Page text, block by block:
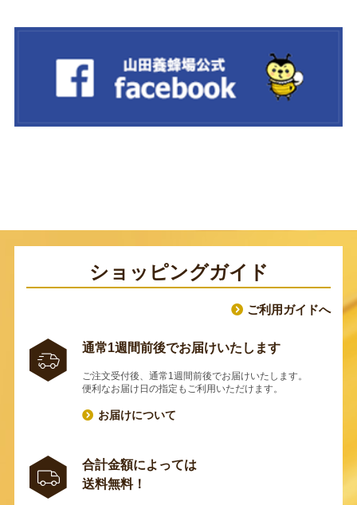
ショッピングガイド
ご利用ガイドへ
通常1週間前後でお届けいたします
ご注文受付後、通常1週間前後でお届けいたします。
便利なお届け日の指定もご利用いただけます。
お届けについて
合計金額によっては
送料無料！